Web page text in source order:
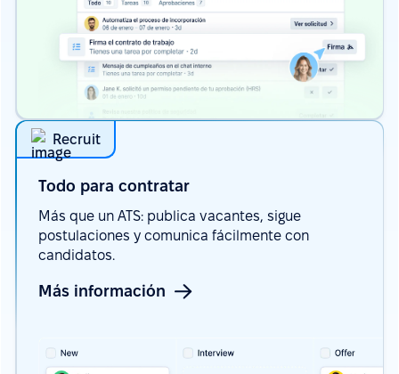
Recruit
Todo para contratar
Más que un ATS: publica vacantes, sigue
postulaciones y comunica fácilmente con
candidatos.
Más información